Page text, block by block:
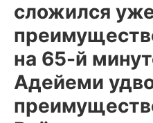
сложился
на 65-й
Адейеми